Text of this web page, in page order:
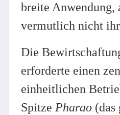
breite Anwendung,
vermutlich nicht
Die
erforderte einen
einheitlichen
Spitze Pharao (das